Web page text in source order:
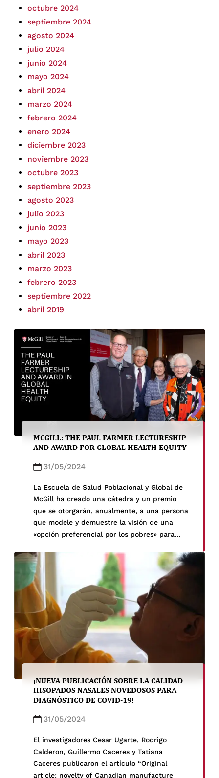
octubre 2024
septiembre 2024
agosto 2024
julio 2024
junio 2024
mayo 2024
abril 2024
marzo 2024
febrero 2024
enero 2024
diciembre 2023
noviembre 2023
octubre 2023
septiembre 2023
agosto 2023
julio 2023
junio 2023
mayo 2023
abril 2023
marzo 2023
febrero 2023
septiembre 2022
abril 2019
MCGILL: THE PAUL FARMER LECTURESHIP
AND AWARD FOR GLOBAL HEALTH EQUITY
31/05/2024
La Escuela de Salud Poblacional y Global de
McGill ha creado una cátedra y un premio
que se otorgarán, anualmente, a una persona
que modele y demuestre la visión de una
«opción preferencial por los pobres» para
premio se utilizará para honrar a personas (o
parejas) que […]
¡NUEVA PUBLICACIÓN SOBRE LA CALIDAD
HISOPADOS NASALES NOVEDOSOS PARA
DIAGNÓSTICO DE COVID-19!
31/05/2024
El investigadores Cesar Ugarte, Rodrigo
Calderon, Guillermo Caceres y Tatiana
Caceres publicaron el artículo “Original
article: novelty of Canadian manufacture